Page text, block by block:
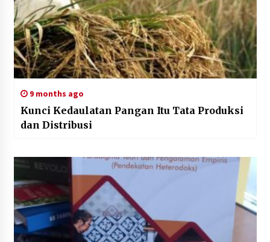
9 months ago
Kunci Kedaulatan Pangan Itu Tata Produksi
dan Distribusi